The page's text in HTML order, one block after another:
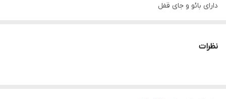
دارای بائو و جای قفل
ابعاد استاندارد ۷۸ × ۲۰۵
نظرات